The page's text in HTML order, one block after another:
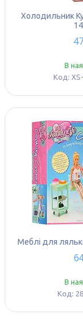
Холодильник
В
Меблі для
В